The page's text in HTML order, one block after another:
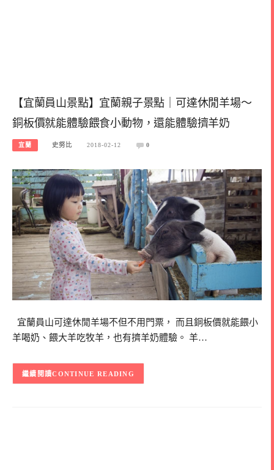
【宜蘭員山景點】宜蘭親子景點｜可達休閒羊場～
銅板價就能體驗餵食小動物，還能體驗擠羊奶
宜蘭 史努比 2018-02-12 0
宜蘭員山可達休閒羊場不但不用門票， 而且銅板價就能餵小
羊喝奶、餵大羊吃牧羊，也有擠羊奶體驗。 羊…
CONTINUE READING